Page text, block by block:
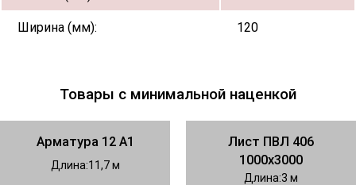
Ширина (мм): 120
Товары с минимальной наценкой
Арматура 12 А1
Длина 11,7
Лист ПВЛ 406
1000х3000
Длина 3